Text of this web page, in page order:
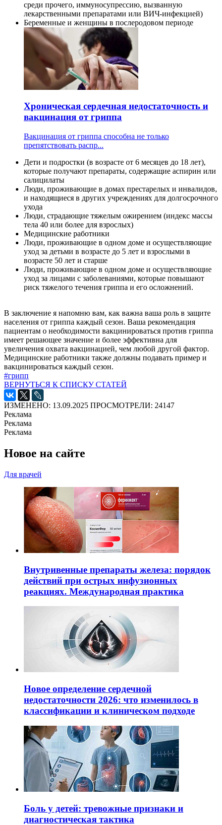
среди прочего, иммуносупрессию, вызванную
лекарственными препаратами или ВИЧ-инфекцией)
Беременные и женщины в послеродовом периоде
Хроническая сердечная недостаточность и
вакцинация от гриппа
Вакцинация от гриппа способна не только
препятствовать распр...
Дети и подростки (в возрасте от 6 месяцев до 18 лет),
которые получают препараты, содержащие аспирин или
салицилаты
Люди, проживающие в домах престарелых и инвалидов,
и находящиеся в других учреждениях для долгосрочного
ухода
Люди, страдающие тяжелым ожирением (индекс массы
тела 40 или более для взрослых)
Медицинские работники
Люди, проживающие в одном доме и осуществляющие
уход за детьми в возрасте до 5 лет и взрослыми в
возрасте 50 лет и старше
Люди, проживающие в одном доме и осуществляющие
уход за лицами с заболеваниями, которые повышают
риск тяжелого течения гриппа и его осложнений.
В заключение я напомню вам, как важна ваша роль в защите
населения от гриппа каждый сезон. Ваша рекомендация
пациентам о необходимости вакцинироваться против гриппа
имеет решающее значение и более эффективна для
увеличения охвата вакцинацией, чем любой другой фактор.
Медицинские работники также должны подавать пример и
вакцинироваться каждый сезон.
#грипп
ВЕРНУТЬСЯ К СПИСКУ СТАТЕЙ
ИЗМЕНЕНО: 13.09.2025 ПРОСМОТРЕЛИ: 24147
Реклама
Реклама
Реклама
Новое на сайте
Для врачей
Внутривенные препараты железа: порядок
действий при острых инфузионных
реакциях. Международная практика
Новое определение сердечной
недостаточности 2026: что изменилось в
классификации и клиническом подходе
Боль у детей: тревожные признаки и
диагностическая тактика